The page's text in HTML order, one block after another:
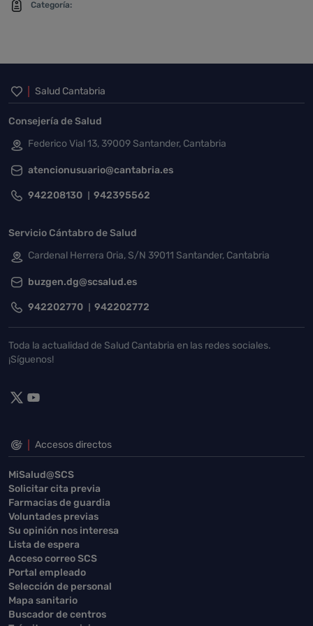
Categoría:
Inicio del pie de página
Salud Cantabria
Consejería de Salud
Federico Vial 13, 39009 Santander, Cantabria
atencionusuario@cantabria.es
942208130 942395562
Servicio Cántabro de Salud
Cardenal Herrera Oria, S/N 39011 Santander, Cantabria
buzgen.dg@scsalud.es
942202770 942202772
Toda la actualidad de Salud Cantabria en las redes sociales.
¡Síguenos!
Accesos directos
MiSalud@SCS
Solicitar cita previa
Farmacias de guardia
Voluntades previas
Su opinión nos interesa
Lista de espera
Acceso correo SCS
Portal empleado
Selección de personal
Mapa sanitario
Buscador de centros